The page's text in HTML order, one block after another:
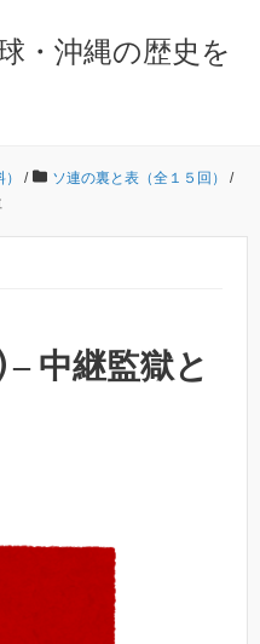
・沖縄の歴史を
/ ソ連の裏と表（全１５回）
/
中継監獄と